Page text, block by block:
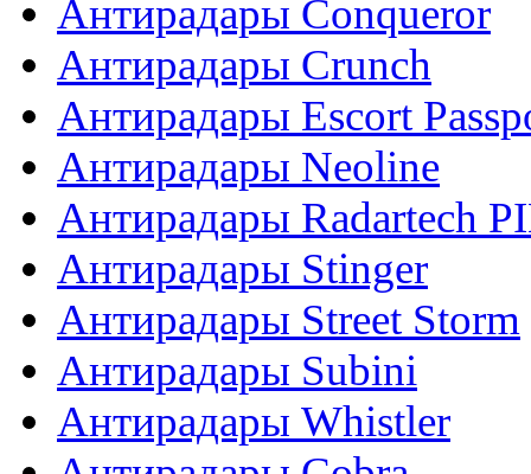
Антирадары Conqueror
Антирадары Crunch
Антирадары Escort
Антирадары Neoline
Антирадары Radartech
Антирадары Stinger
Антирадары Street Storm
Антирадары Subini
Антирадары Whistler